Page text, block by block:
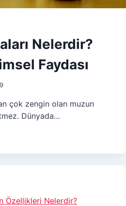
Nelerdir?
Faydası
çok zengin olan muzun
Dünyada…
Özellikleri Nelerdir?